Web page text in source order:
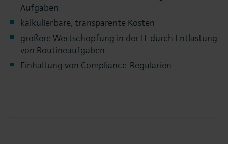
Aufgaben
kalkulierbare, transparente Kosten
größere Wertschöpfung in der IT durch Entlastung
von Routineaufgaben
Einhaltung von Compliance-Regularien